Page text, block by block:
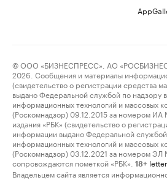
© ООО «БИЗНЕСПРЕСС», АО
2026. Сообщения и материалы
(свидетельство о регистрации средства
выдано Федеральной службой по надзору
информационных технологий и массовых
(Роскомнадзор) 09.12.2015 за номером
издания «РБК» (свидетельство о
информации выдано Федеральной
информационных технологий и массовых
(Роскомнадзор) 03.12.2021 за номером
сопровождаются пометкой «РБК».
18+
Владельцем сайта является